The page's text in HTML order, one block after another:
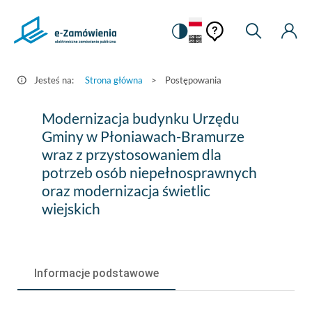
Postępowania
Zamówienia.gov.pl
Zmiana
na
kontrastową
Pomoc
kontekstowa
Pomoc
Moje
Jesteś na: Strona główna > Postępowania
Modernizacja
budynku
Urzędu
Gminy
wraz
Modernizacja budynku Urzędu
Gminy w Płoniawach-Bramurze
wraz z przystosowaniem dla
potrzeb osób niepełnosprawnych
oraz modernizacja świetlic
wiejskich
Informacje podstawowe